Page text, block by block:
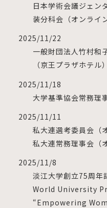
日本学術会議ジェン
装分科会（オンライン
2025/11/22
一般財団法人竹村和
（京王プラザホテル）
2025/11/18
大学基準協会常務理
2025/11/11
私大連選考委員会（
私大連常務理事会（
2025/11/8
淡江大学創立75周年
World University
“Empowering